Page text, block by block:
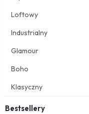
Loftowy
Industrialny
Glamour
Boho
Klasyczny
Bestsellery